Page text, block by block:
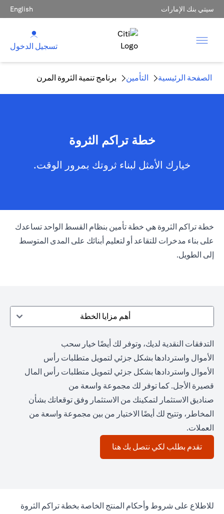
سيتي بنك الإمارات English
تسجيل الدخول
الصفحة الرئيسية التأمين برنامج تنمية الثروة المرن
خطة تراكم الثروة
خيارك الأمثل لبناء ثروتك بمرور الوقت.
خطة تراكم الثروة هي خطة تأمين بنظام القسط الواحد تساعدك
على بناء مدخرات للتقاعد أو لتعليم أبنائك على المدى المتوسط
إلى الطويل.
أهم مزايا الخطة
التدفقات النقدية لديك، وتوفر لك أيضًا خيار سحب
الأموال واستردادها بشكل جزئي لتمويل متطلبات رأس
الأموال واستردادها بشكل جزئي لتمويل متطلبات رأس المال
قصيرة الأجل. كما توفر لك مجموعة واسعة من
صناديق الاستثمار لتمكينك من الاستثمار وفق توقعاتك بشأن
المخاطر، وتتيح لك أيضًا الاختيار من بين مجموعة واسعة من
العملات.
تقدم بطلب لكي نتصل بك هنا
للاطلاع على شروط وأحكام المنتج الخاصة بخطة تراكم الثروة